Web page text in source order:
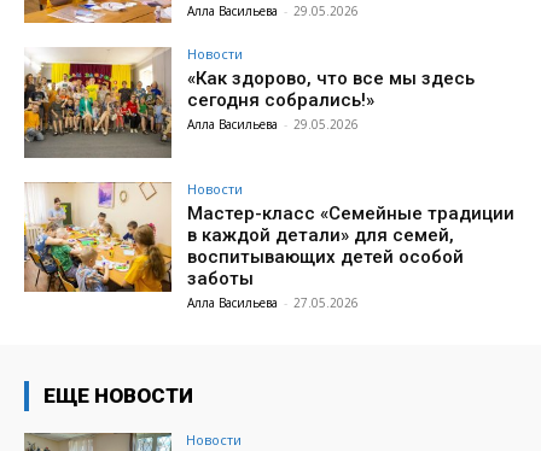
Алла Васильева - 29.05.2026
Новости
«Как здорово, что все мы здесь
сегодня собрались!»
Алла Васильева - 29.05.2026
Новости
Мастер-класс «Семейные традиции
в каждой детали» для семей,
воспитывающих детей особой
заботы
Алла Васильева - 27.05.2026
ЕЩЕ НОВОСТИ
Новости